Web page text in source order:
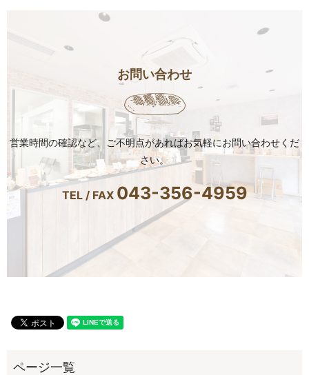
お問い合わせ
営業時間の確認など、ご不明点があればお気軽にお問い合わせくだ
さい。
TEL / FAX 043-356-4959